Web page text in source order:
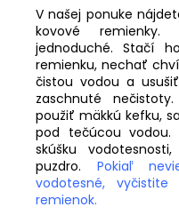
V našej ponuke
kovové
jednoduché. Stačí
remienku, nechať
čistou vodou a
zaschnuté
použiť mäkkú kefku,
pod tečúcou
skúšku
puzdro.
Pokiaľ
vodotesné,
remienok.